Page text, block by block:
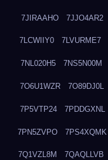
7JIRAAHO 7JJO4AR2
7LCWIIY0 7LVURME7
7NL020H5 7NS5N00M
7O6U1WZR 7O89DJ0L
7P5VTP24 7PDDGXNL
7PN5ZVPO 7PS4XQMK
7Q1VZL8M 7QAQLLVB